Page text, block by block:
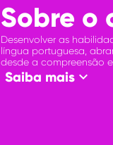
Sobre o
Desenvolver as
língua portuguesa,
desde a compreensão e
Saiba maiskeyboard_arrow_down